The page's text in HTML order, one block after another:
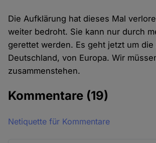
Die Aufklärung hat dieses Mal
weiter bedroht. Sie kann nur durch
gerettet werden. Es geht jetzt um die
Deutschland, von Europa. Wir
zusammenstehen.
Kommentare (19)
Netiquette für Kommentare